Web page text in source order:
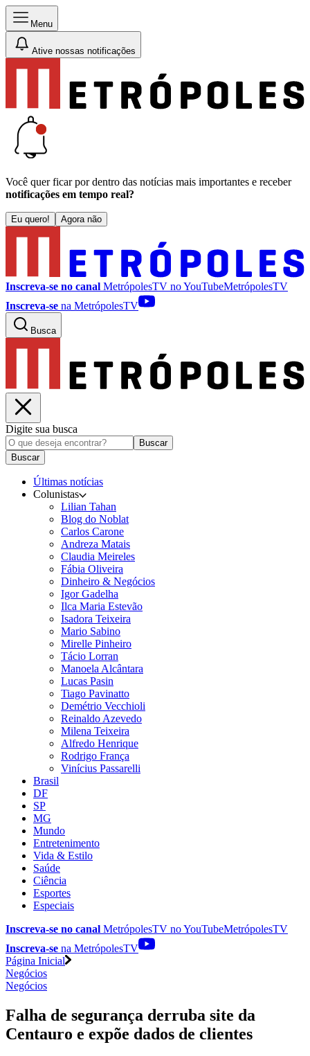
Menu
Ative nossas notificações
Você quer ficar por dentro das notícias mais importantes e receber
notificações em tempo real?
Eu quero! Agora não
Inscreva-se no canal MetrópolesTV noYouTubeMetrópolesTV
Inscreva-se na MetrópolesTV
Busca
Digite sua busca
Buscar
Buscar
Últimas notícias
Colunistas
Lilian Tahan
Blog do Noblat
Carlos Carone
Andreza Matais
Claudia Meireles
Fábia Oliveira
Dinheiro & Negócios
Igor Gadelha
Ilca Maria Estevão
Isadora Teixeira
Mario Sabino
Mirelle Pinheiro
Tácio Lorran
Manoela Alcântara
Lucas Pasin
Tiago Pavinatto
Demétrio Vecchioli
Reinaldo Azevedo
Milena Teixeira
Alfredo Henrique
Rodrigo França
Vinícius Passarelli
Brasil
DF
SP
MG
Mundo
Entretenimento
Vida & Estilo
Saúde
Ciência
Esportes
Especiais
Inscreva-se no canal MetrópolesTV noYouTubeMetrópolesTV
Inscreva-se na MetrópolesTV
Página Inicial
Negócios
Negócios
Falha de segurança derruba site da
Centauro e expõe dados de clientes